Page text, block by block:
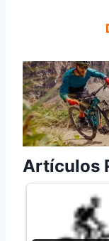
Artículos